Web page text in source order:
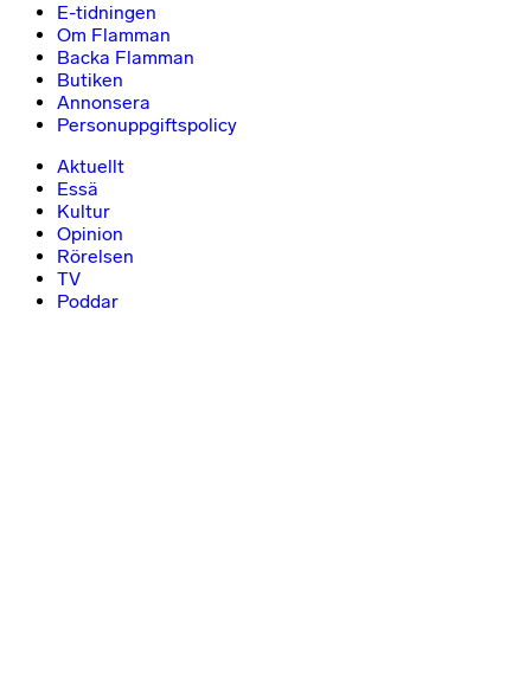
E-tidningen
Om Flamman
Backa Flamman
Butiken
Annonsera
Personuppgiftspolicy
Aktuellt
Essä
Kultur
Opinion
Rörelsen
TV
Poddar